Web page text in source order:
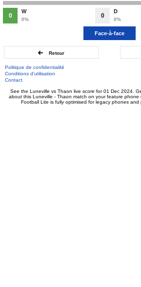
0
W
0%
0
D
0%
Face-à-face
Retour
Politique de confidentialité
Conditions d'utilisation
Contact
See the Luneville vs Thaon live score for 01 Dec 2024.
about this Luneville - Thaon match on your feature phone
Football Lite is fully optimised for legacy phones and